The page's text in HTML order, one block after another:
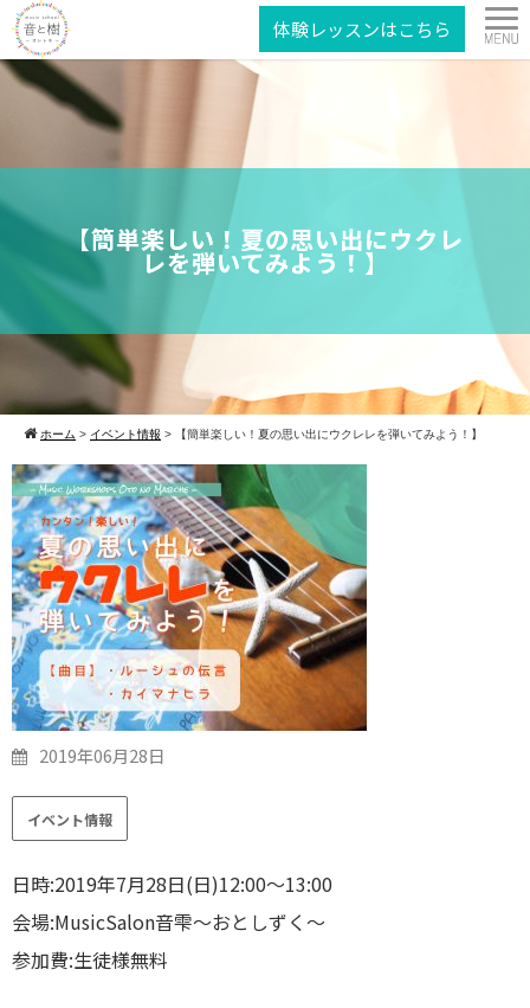
体験レッスンはこちら
【簡単楽しい！夏の思い出にウクレ
レを弾いてみよう！】
ホーム > イベント情報 > 【簡単楽しい！夏の思い出にウクレレを弾いてみよう！】
2019年06月28日
イベント情報
日時:2019年7月28日(日)12:00〜13:00
会場:MusicSalon音雫〜おとしずく〜
参加費:生徒様無料